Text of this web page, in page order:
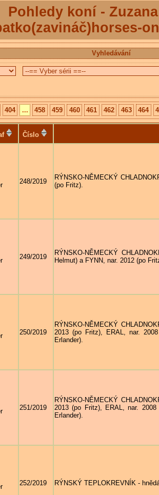
Pohledy koní -
Vyhledávání
404 ... 458 459 460 461 462 463 464
Číslo
248/2019
RÝNSKO-NĚMECKÝ
(po Fritz).
249/2019
RÝNSKO-NĚMECKÝ
Helmut) a FYNN, nar. 2012 (po
250/2019
RÝNSKO-NĚMECKÝ
2013 (po Fritz), ERAL, nar.
Erlander).
251/2019
RÝNSKO-NĚMECKÝ
2013 (po Fritz), ERAL, nar.
Erlander).
252/2019 RÝNSKÝ TEPLOKREVNÍK -